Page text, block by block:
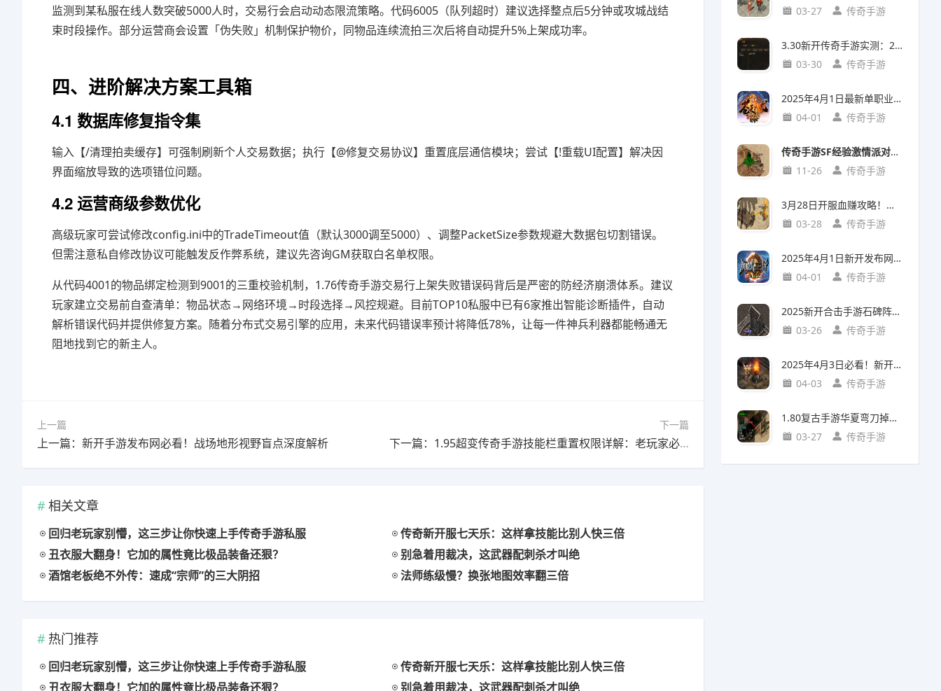
监测到某私服在线人数突破5000人时，交易行会启动动态限流策略。代码6005（队列超时）建议选择整点后5分钟或攻城战结
束时段操作。部分运营商会设置「伪失败」机制保护物价，同物品连续流拍三次后将自动提升5%上架成功率。
四、进阶解决方案工具箱
4.1 数据库修复指令集
输入【/清理拍卖缓存】可强制刷新个人交易数据；执行【@修复交易协议】重置底层通信模块；尝试【!重载UI配置】解决因
界面缩放导致的选项错位问题。
4.2 运营商级参数优化
高级玩家可尝试修改config.ini中的TradeTimeout值（默认3000调至5000）、调整PacketSize参数规避大数据包切割错误。
但需注意私自修改协议可能触发反作弊系统，建议先咨询GM获取白名单权限。
从代码4001的物品绑定检测到9001的三重校验机制，1.76传奇手游交易行上架失败错误码背后是严密的防经济崩溃体系。建议
玩家建立交易前自查清单：物品状态→网络环境→时段选择→风控规避。目前TOP10私服中已有6家推出智能诊断插件，自动
解析错误代码并提供修复方案。随着分布式交易引擎的应用，未来代码错误率预计将降低78%，让每一件神兵利器都能畅通无
阻地找到它的新主人。
上一篇
上一篇：新开手游发布网必看！战场地形视野盲点深度解析
下一篇
下一篇：1.95超变传奇手游技能栏重置权限详解：老玩家必看的技能系统终极指南
相关文章
回归老玩家别懵，这三步让你快速上手传奇手游私服
传奇新开服七天乐：这样拿技能比别人快三倍
丑衣服大翻身！它加的属性竟比极品装备还狠？
别急着用裁决，这武器配刺杀才叫绝
酒馆老板绝不外传：速成“宗师”的三大阴招
法师练级慢？换张地图效率翻三倍
热门推荐
回归老玩家别懵，这三步让你快速上手传奇手游私服
传奇新开服七天乐：这样拿技能比别人快三倍
丑衣服大翻身！它加的属性竟比极品装备还狠？
别急着用裁决，这武器配刺杀才叫绝
03-27
传奇手游
3.30新开传奇手游实测：20级入帮派必做任务攻略
03-30
传奇手游
2025年4月1日最新单职业传奇手游《苍天火龙》20级法师地图攻略！
04-01
传奇手游
传奇手游SF经验激情派对参加门槛解析：入门攻略+亮点玩法
11-26
传奇手游
3月28日开服血赚攻略！手游新开服中草药店隐藏任务，首日炼丹赚20万铜币
03-28
传奇手游
2025年4月1日新开发布网首发！《沉默三金》手游实测：三小时从萌新到沙城主
04-01
传奇手游
2025新开合击手游石碑阵通关攻略：五大必备条件实测解析
03-26
传奇手游
2025年4月3日必看！新开复古传奇烤火全解：你以为只是回血？
04-03
传奇手游
1.80复古手游华夏弯刀掉落攻略：地图与怪物全解析
03-27
传奇手游